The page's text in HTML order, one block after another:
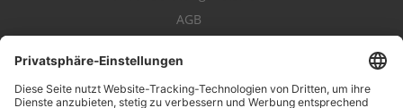
AGB
Datenschutz
Impressum